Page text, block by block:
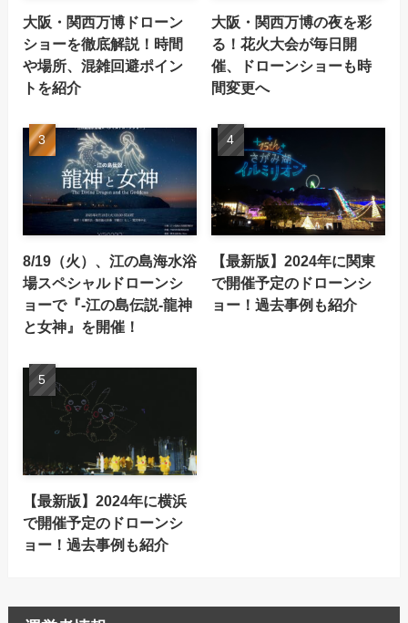
大阪・関西万博ドローン
ショーを徹底解説！時間
や場所、混雑回避ポイン
トを紹介
大阪・関西万博の夜を彩
る！花火大会が毎日開
催、ドローンショーも時
間変更へ
8/19（火）、江の島海水浴
場スペシャルドローンシ
ョーで『-江の島伝説-龍神
と女神』を開催！
【最新版】2024年に関東
で開催予定のドローンシ
ョー！過去事例も紹介
【最新版】2024年に横浜
で開催予定のドローンシ
ョー！過去事例も紹介